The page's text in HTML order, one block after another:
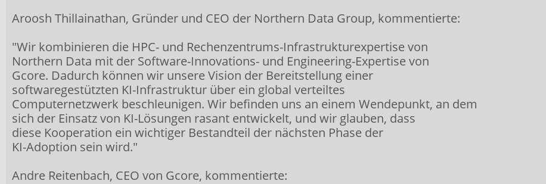
Aroosh Thillainathan, Gründer und CEO der Northern Data Group, kommentierte:
"Wir kombinieren die HPC- und Rechenzentrums-Infrastrukturexpertise von
Northern Data mit der Software-Innovations- und Engineering-Expertise von
Gcore. Dadurch können wir unsere Vision der Bereitstellung einer
softwaregestützten KI-Infrastruktur über ein global verteiltes
Computernetzwerk beschleunigen. Wir befinden uns an einem Wendepunkt, an dem
sich der Einsatz von KI-Lösungen rasant entwickelt, und wir glauben, dass
diese Kooperation ein wichtiger Bestandteil der nächsten Phase der
KI-Adoption sein wird."
Andre Reitenbach, CEO von Gcore, kommentierte: